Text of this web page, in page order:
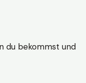
du bekommst und